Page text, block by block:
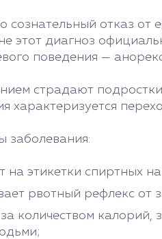
сознательный отказ от
этот диагноз
поведения —
страдают
характеризуется
заболевания:
на этикетки спиртных
рвотный рефлекс от
количеством